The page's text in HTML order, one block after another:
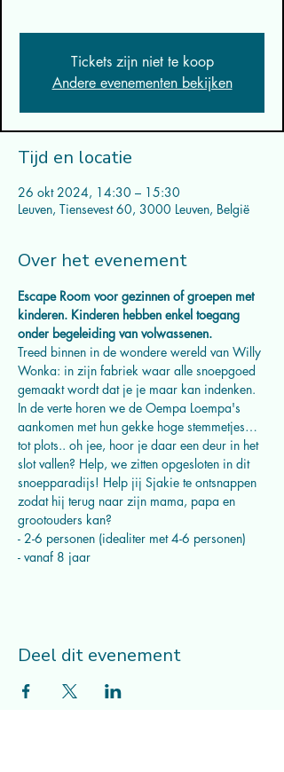
Tickets zijn niet te koop
Andere evenementen bekijken
Tijd en locatie
26 okt 2024, 14:30 – 15:30
Leuven, Tiensevest 60, 3000 Leuven, België
Over het evenement
Escape Room voor gezinnen of groepen met
kinderen. Kinderen hebben enkel toegang
onder begeleiding van volwassenen.
Treed binnen in de wondere wereld van Willy
Wonka: in zijn fabriek waar alle snoepgoed
gemaakt wordt dat je je maar kan indenken.
In de verte horen we de Oempa Loempa's
aankomen met hun gekke hoge stemmetjes…
tot plots.. oh jee, hoor je daar een deur in het
slot vallen? Help, we zitten opgesloten in dit
snoepparadijs! Help jij Sjakie te ontsnappen
zodat hij terug naar zijn mama, papa en
grootouders kan?
- 2-6 personen (idealiter met 4-6 personen)
- vanaf 8 jaar
Deel dit evenement